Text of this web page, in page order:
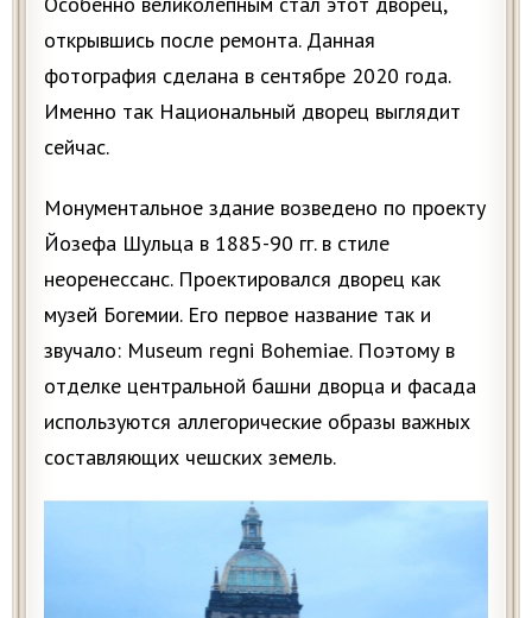
открывшись после ремонта. Данная
фотография сделана в сентябре 2020 года.
Именно так Национальный дворец выглядит
сейчас.
Монументальное здание возведено по проекту
Йозефа Шульца в 1885-90 гг. в стиле
неоренессанс. Проектировался дворец как
музей Богемии. Его первое название так и
звучало: Museum regni Bohemiae. Поэтому в
отделке центральной башни дворца и фасада
используются аллегорические образы важных
составляющих чешских земель.